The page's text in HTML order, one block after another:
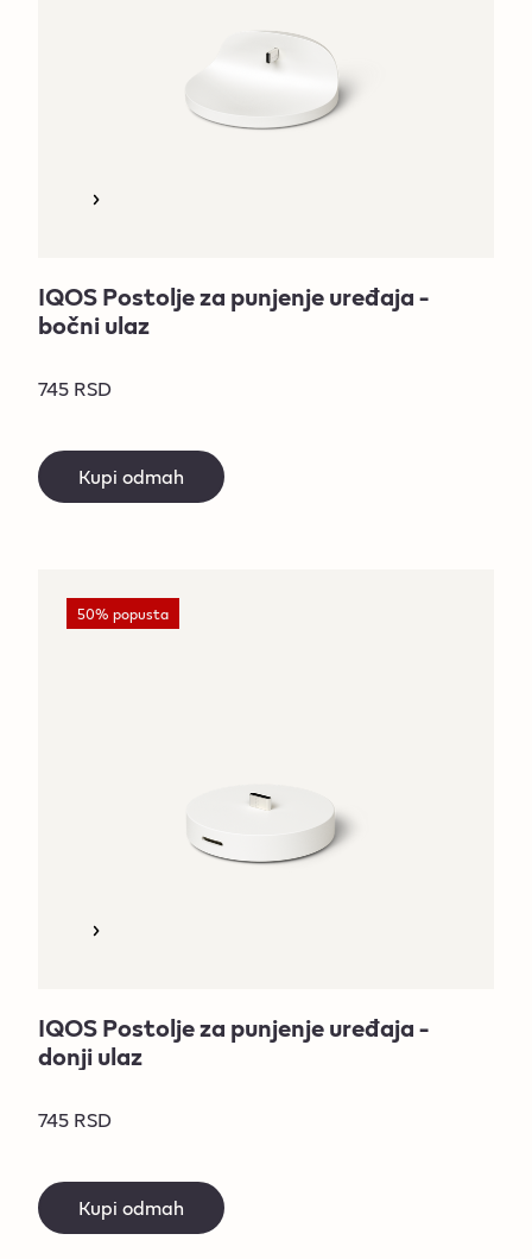
IQOS Postolje za punjenje uređaja -
bočni ulaz
745 RSD
Kupi odmah
50% popusta
IQOS Postolje za punjenje uređaja -
donji ulaz
745 RSD
Kupi odmah